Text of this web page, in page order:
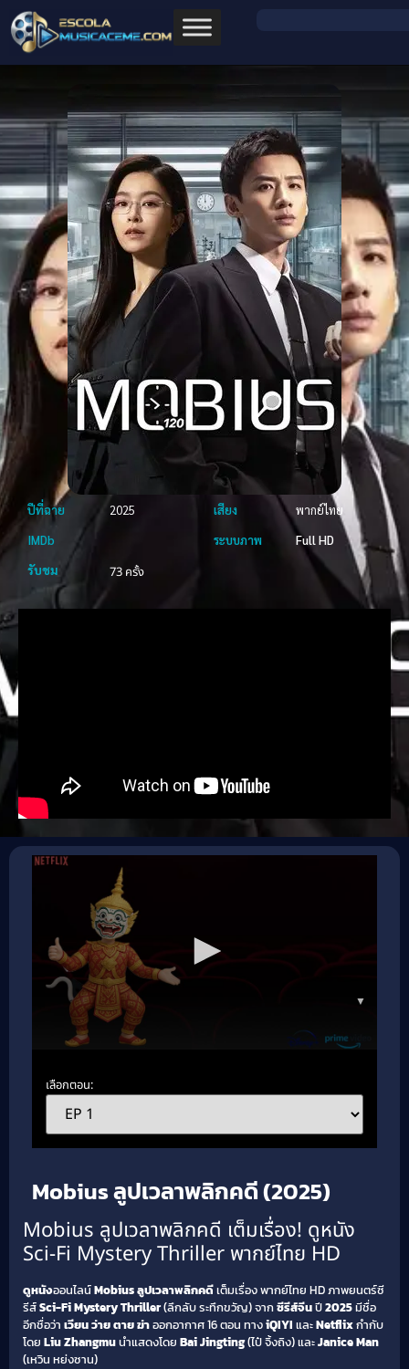
ปีที่ฉาย 2025 เสียง
พากย์ไทย
IMDb
ระบบภาพ
Full HD
รับชม
73 ครั้ง
เลือกตอน:
▼
Mobius ลูปเวลาพลิกคดี (2025)
Mobius ลูปเวลาพลิกคดี เต็มเรื่อง! ดูหนัง
Sci-Fi Mystery Thriller พากย์ไทย HD
ดูหนังออนไลน์Mobius ลูปเวลาพลิกคดีเต็มเรื่อง พากย์ไทย HD ภาพยนตร์ซี
รีส์Sci-Fi Mystery Thriller(ลึกลับ ระทึกขวัญ) จากซีรีส์จีนปี2025มีชื่อ
อีกชื่อว่า เวียน ว่าย ตาย ฆ่าออกอากาศ 16 ตอน ทางiQIYI และNetflixกำกับ
โดย Liu Zhangmuนำแสดงโดย Bai Jingting(ไป๋ จิ้งถิง) และJanice Man
(เหวิน หย่งซาน)